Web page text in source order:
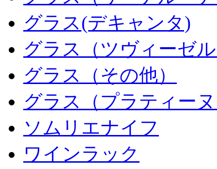
グラス(デキャンタ)
グラス（ツヴィーゼ
グラス（その他）
グラス（プラティー
ソムリエナイフ
ワインラック